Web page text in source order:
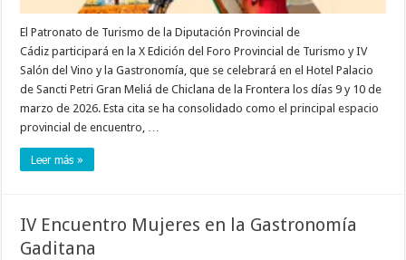
El Patronato de Turismo de la Diputación Provincial de
Cádiz participará en la X Edición del Foro Provincial de Turismo y IV
Salón del Vino y la Gastronomía, que se celebrará en el Hotel Palacio
de Sancti Petri Gran Meliá de Chiclana de la Frontera los días 9 y 10 de
marzo de 2026. Esta cita se ha consolidado como el principal espacio
provincial de encuentro, …
Leer más »
IV Encuentro Mujeres en la Gastronomía
Gaditana